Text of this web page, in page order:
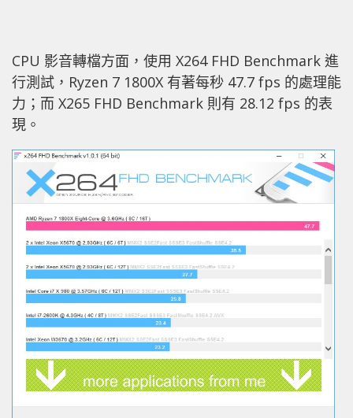
CPU 影音轉檔方面，使用 X264 FHD Benchmark 進
行測試，Ryzen 7 1800X 有著每秒 47.7 fps 的處理能
力；而 X265 FHD Benchmark 則有 28.12 fps 的表
現。